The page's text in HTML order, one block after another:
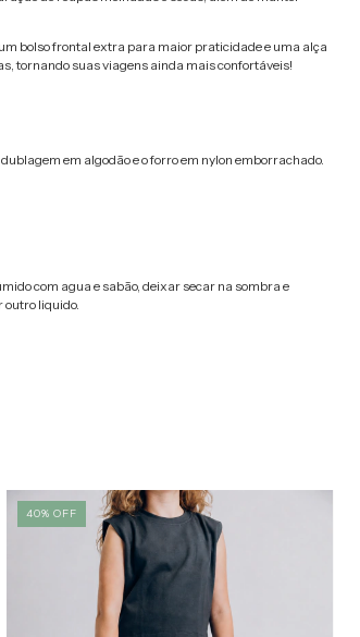
bolso frontal extra para maior praticidade e uma alça
tornando suas viagens ainda mais confortáveis!
em algodão e o forro em nylon emborrachado.
com agua e sabão, deixar secar na sombra e
liquido.
40% OFF